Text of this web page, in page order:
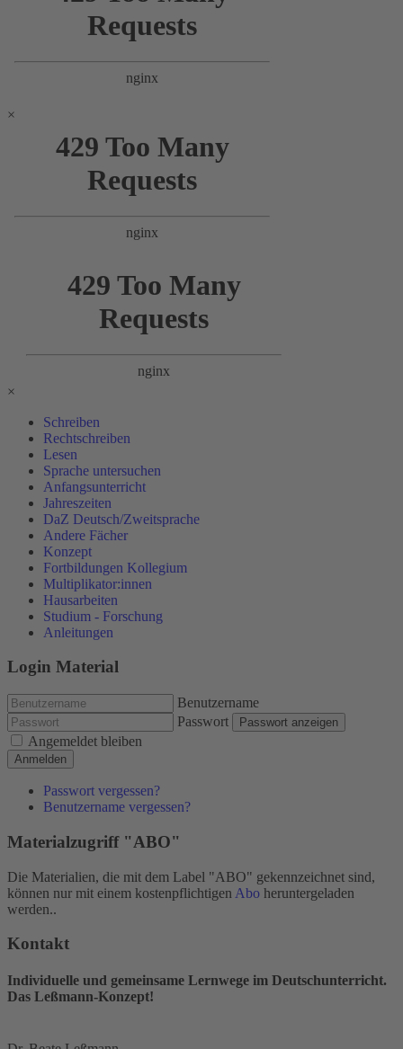
×
×
Schreiben
Rechtschreiben
Lesen
Sprache untersuchen
Anfangsunterricht
Jahreszeiten
DaZ Deutsch/Zweitsprache
Andere Fächer
Konzept
Fortbildungen Kollegium
Multiplikator:innen
Hausarbeiten
Studium - Forschung
Anleitungen
Login Material
Benutzername
Passwort
Passwort anzeigen
Angemeldet bleiben
Anmelden
Passwort vergessen?
Benutzername vergessen?
Materialzugriff "ABO"
Die Materialien, die mit dem Label "ABO" gekennzeichnet sind,
können nur mit einem kostenpflichtigen Abo heruntergeladen
werden..
Kontakt
Individuelle und gemeinsame Lernwege im Deutschunterricht.
Das Leßmann-Konzept!